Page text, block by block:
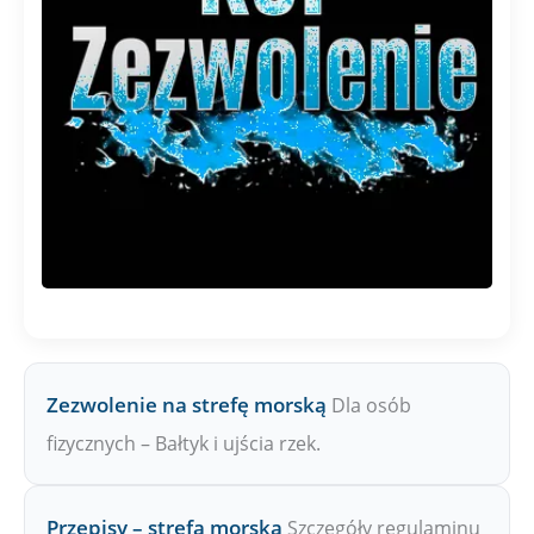
Zezwolenie na strefę morską Dla osób
fizycznych – Bałtyk i ujścia rzek.
Przepisy – strefa morska Szczegóły regulaminu